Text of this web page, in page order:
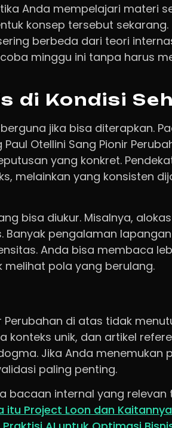
Anda mempelajari materi
konsep tersebut sekarang.
berbeda dari teori
minggu ini tanpa harus
di Kondisi
jika bisa diterapkan.
Otellini Sang Pionir
yang konkret.
melainkan yang konsisten
bisa diukur. Misalnya,
pengalaman
Anda bisa membaca
melihat pola yang berulang.
Perubahan di atas tidak
konteks unik, dan artikel
Jika Anda menemukan
paling penting.
bacaan internal yang relevan
itu Project Loon dan